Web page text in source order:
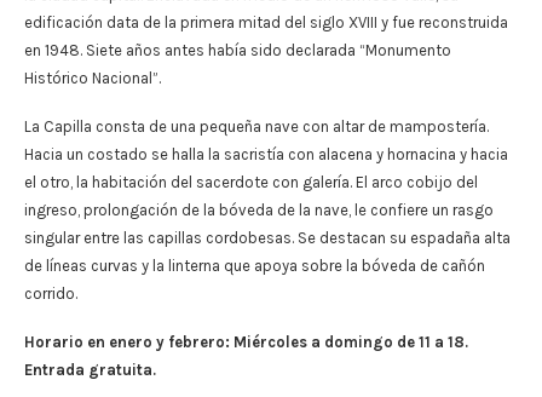
edificación data de la primera mitad del siglo XVIII y fue reconstruida
en 1948. Siete años antes había sido declarada “Monumento
Histórico Nacional”.
La Capilla consta de una pequeña nave con altar de mampostería.
Hacia un costado se halla la sacristía con alacena y hornacina y hacia
el otro, la habitación del sacerdote con galería. El arco cobijo del
ingreso, prolongación de la bóveda de la nave, le confiere un rasgo
singular entre las capillas cordobesas. Se destacan su espadaña alta
de líneas curvas y la linterna que apoya sobre la bóveda de cañón
corrido.
Horario en enero y febrero: Miércoles a domingo de 11 a 18.
Entrada gratuita.